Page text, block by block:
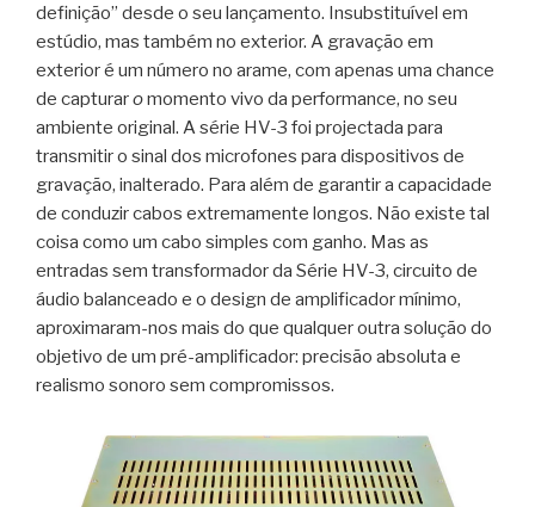
definição” desde o seu lançamento. Insubstituível em
estúdio, mas também no exterior. A gravação em
exterior é um número no arame, com apenas uma chance
de capturaromomento vivo da performance, no seu
ambiente original. A série HV-3 foi projectada para
transmitir o sinal dos microfones para dispositivos de
gravação, inalterado. Para além de garantir a capacidade
de conduzir cabos extremamente longos. Não existe tal
coisa como um cabo simples com ganho. Mas as
entradas sem transformador da Série HV-3, circuito de
áudio balanceado e o design de amplificador mínimo,
aproximaram-nos mais do que qualquer outra solução do
objetivo de um pré-amplificador: precisão absoluta e
realismo sonoro sem compromissos.